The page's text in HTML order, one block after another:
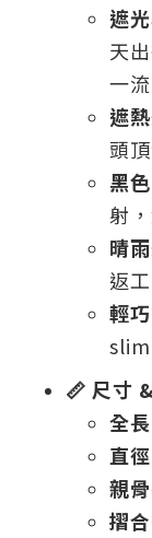
遮
天
一流
遮
頭
黑
射
晴
返
輕
📏 尺寸
全長
直徑
親
摺